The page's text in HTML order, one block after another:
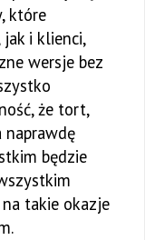
które
i klienci,
wersje bez
że tort,
naprawdę
będzie
takie okazje